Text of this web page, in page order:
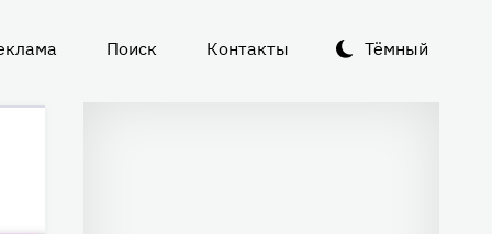
Тёмный
Поиск Контакты